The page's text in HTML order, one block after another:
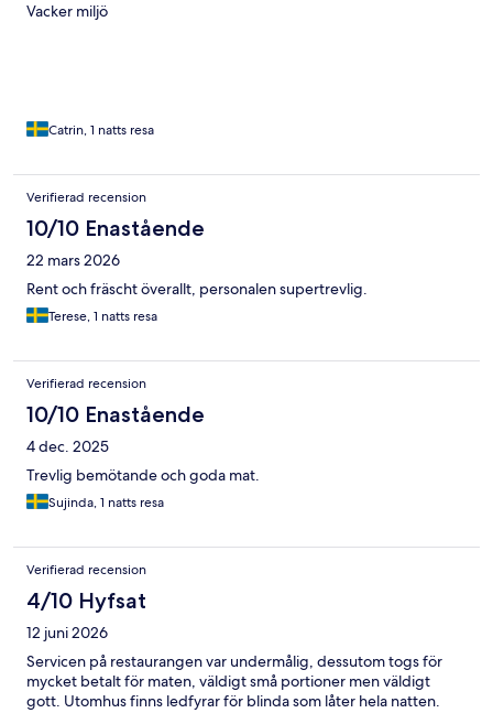
Vacker miljö
Catrin, 1 natts resa
Verifierad recension
10/10 Enastående
22 mars 2026
Rent och fräscht överallt, personalen supertrevlig.
Terese, 1 natts resa
Verifierad recension
10/10 Enastående
4 dec. 2025
Trevlig bemötande och goda mat.
Sujinda, 1 natts resa
Verifierad recension
4/10 Hyfsat
12 juni 2026
Servicen på restaurangen var undermålig, dessutom togs för
mycket betalt för maten, väldigt små portioner men väldigt
gott. Utomhus finns ledfyrar för blinda som låter hela natten.